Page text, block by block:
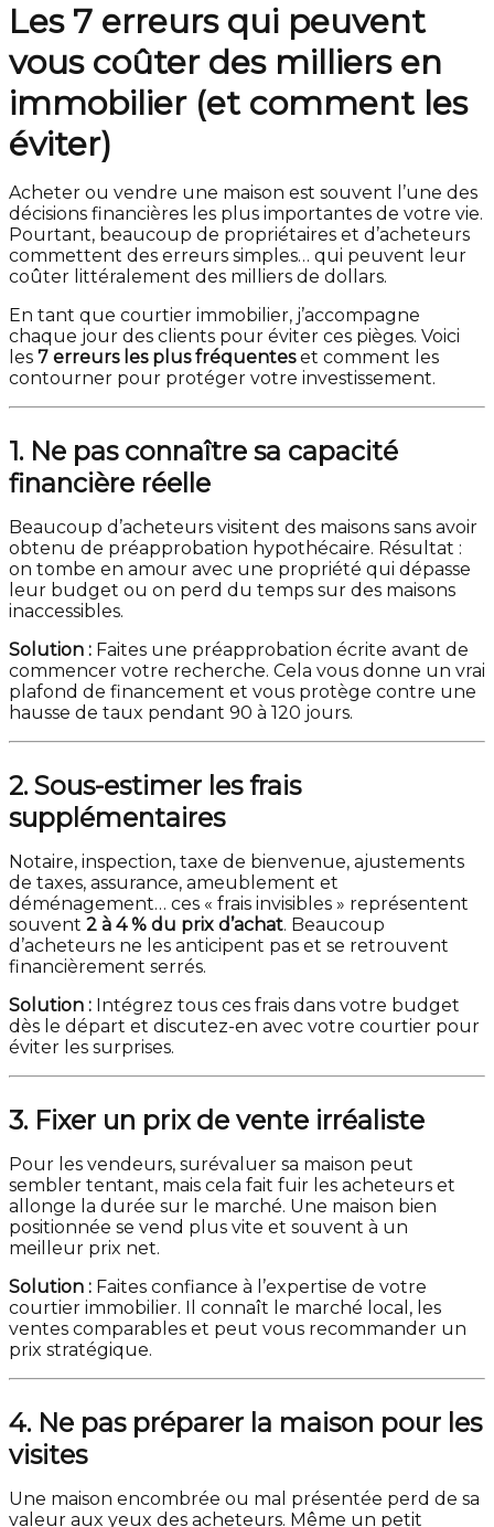
Les 7 erreurs qui peuvent
vous coûter des milliers en
immobilier (et comment les
éviter)
Acheter ou vendre une maison est souvent l’une des
décisions financières les plus importantes de votre vie.
Pourtant, beaucoup de propriétaires et d’acheteurs
commettent des erreurs simples… qui peuvent leur
coûter littéralement des milliers de dollars.
En tant que courtier immobilier, j’accompagne
chaque jour des clients pour éviter ces pièges. Voici
les 7 erreurs les plus fréquenteset comment les
contourner pour protéger votre investissement.
1. Ne pas connaître sa capacité
financière réelle
Beaucoup d’acheteurs visitent des maisons sans avoir
obtenu de préapprobation hypothécaire. Résultat :
on tombe en amour avec une propriété qui dépasse
leur budget ou on perd du temps sur des maisons
inaccessibles.
Solution : Faites une préapprobation écrite avant de
commencer votre recherche. Cela vous donne un vrai
plafond de financement et vous protège contre une
hausse de taux pendant 90 à 120 jours.
2. Sous-estimer les frais
supplémentaires
Notaire, inspection, taxe de bienvenue, ajustements
de taxes, assurance, ameublement et
déménagement… ces « frais invisibles » représentent
souvent 2 à 4 % du prix d’achat. Beaucoup
d’acheteurs ne les anticipent pas et se retrouvent
financièrement serrés.
Solution : Intégrez tous ces frais dans votre budget
dès le départ et discutez-en avec votre courtier pour
éviter les surprises.
3. Fixer un prix de vente irréaliste
Pour les vendeurs, surévaluer sa maison peut
sembler tentant, mais cela fait fuir les acheteurs et
allonge la durée sur le marché. Une maison bien
positionnée se vend plus vite et souvent à un
meilleur prix net.
Solution : Faites confiance à l’expertise de votre
courtier immobilier. Il connaît le marché local, les
ventes comparables et peut vous recommander un
prix stratégique.
4. Ne pas préparer la maison pour les
visites
Une maison encombrée ou mal présentée perd de sa
valeur aux yeux des acheteurs. Même un petit